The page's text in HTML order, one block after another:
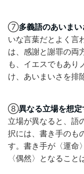
⑦多義語のあいま
いな言葉だとよく言
は、感謝と謝罪の両
も、イエスでもあり
け、あいまいさを排
⑧異なる立場を想定
立場が異なると、語
択には、書き手のも
す。書き手が〈運命
〈偶然〉となること